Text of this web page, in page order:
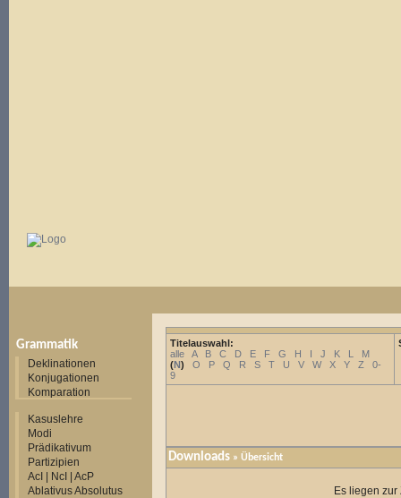
Grammatik
Deklinationen
Konjugationen
Komparation
Kasuslehre
Modi
Prädikativum
Partizipien
AcI | NcI | AcP
Ablativus Absolutus
Titelauswahl:
alle
A B C D E F G H I J K L
M
(N) O P Q R S T U V W X Y Z
0-
9
Downloads » Übersicht
Es liegen